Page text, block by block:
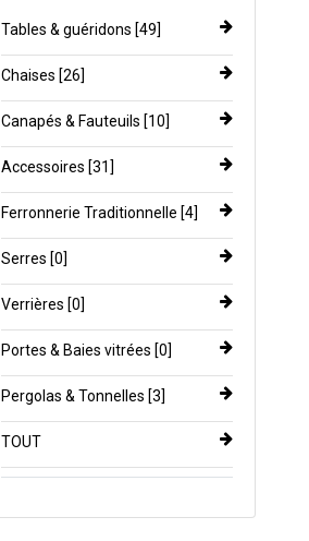
Tables & guéridons [49]
Chaises [26]
Canapés & Fauteuils [10]
Accessoires [31]
Ferronnerie Traditionnelle [4]
Serres [0]
Verrières [0]
Portes & Baies vitrées [0]
Pergolas & Tonnelles [3]
TOUT